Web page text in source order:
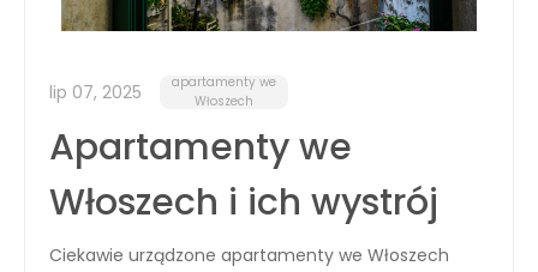
lip 07, 2025
apartamenty we
Włoszech
Apartamenty we
Włoszech i ich wystrój
Ciekawie urządzone apartamenty we Włoszech